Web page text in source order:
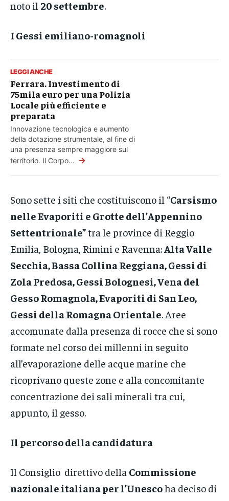
noto il 20 settembre.
I Gessi emiliano-romagnoli
LEGGI ANCHE
Ferrara. Investimento di
75mila euro per una Polizia
Locale più efficiente e
preparata
Innovazione tecnologica e aumento
della dotazione strumentale, al fine di
una presenza sempre maggiore sul
territorio. Il Corpo... →
Sono sette i siti che costituiscono il “Carsismo
nelle Evaporiti e Grotte dell’Appennino
Settentrionale”tra le province di Reggio
Emilia, Bologna, Rimini e Ravenna:Alta Valle
Secchia, Bassa Collina Reggiana, Gessi di
Zola Predosa, Gessi Bolognesi, Vena del
Gesso Romagnola, Evaporiti di San Leo,
Gessi della Romagna Orientale. Aree
accomunate dalla presenza di rocce che si sono
formate nel corso dei millenni in seguito
all’evaporazione delle acque marine che
ricoprivano queste zone e alla concomitante
concentrazione dei sali minerali tra cui,
appunto, il gesso.
Il percorso della candidatura
Il Consiglio direttivo della Commissione
nazionale italiana per l’Unescoha deciso di